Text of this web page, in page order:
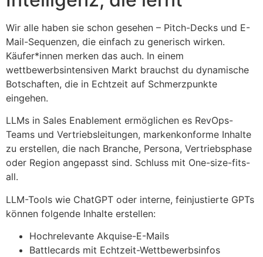
Wir alle haben sie schon gesehen – Pitch-Decks und E-
Mail-Sequenzen, die einfach zu generisch wirken.
Käufer*innen merken das auch. In einem
wettbewerbsintensiven Markt brauchst du dynamische
Botschaften, die in Echtzeit auf Schmerzpunkte
eingehen.
LLMs in Sales Enablement ermöglichen es RevOps-
Teams und Vertriebsleitungen, markenkonforme Inhalte
zu erstellen, die nach Branche, Persona, Vertriebsphase
oder Region angepasst sind. Schluss mit One-size-fits-
all.
LLM-Tools wie ChatGPT oder interne, feinjustierte GPTs
können folgende Inhalte erstellen:
Hochrelevante Akquise-E-Mails
Battlecards mit Echtzeit-Wettbewerbsinfos